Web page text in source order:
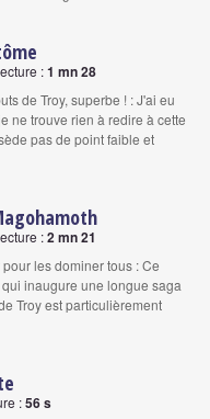
:1 mn 28
de Troy, superbe ! : J'ai eu
ne trouve rien à redire à cette
pas de point faible et
:2 mn 21
les dominer tous : Ce
inaugure une longue saga
Troy est particulièrement
:56 s